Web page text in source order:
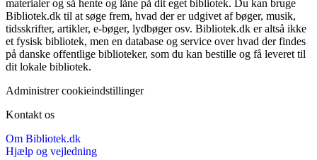
materialer og så hente og låne på dit eget bibliotek. Du kan bruge
Bibliotek.dk til at søge frem, hvad der er udgivet af bøger, musik,
tidsskrifter, artikler, e-bøger, lydbøger osv. Bibliotek.dk er altså ikke
et fysisk bibliotek, men en database og service over hvad der findes
på danske offentlige biblioteker, som du kan bestille og få leveret til
dit lokale bibliotek.
Administrer cookieindstillinger
Kontakt os
Om Bibliotek.dk
Hjælp og vejledning